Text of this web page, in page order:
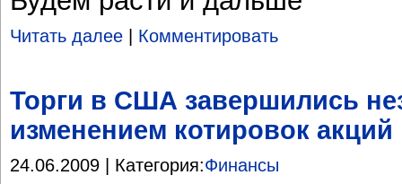
Читать далее Комментировать
Торги в США завершились
изменением котировок акций
24.06.2009 | Категория:Финансы